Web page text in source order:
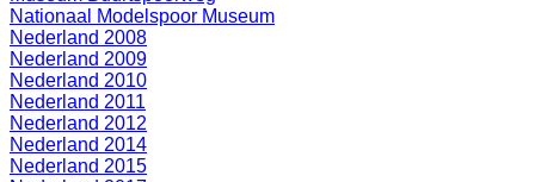
Nationaal Modelspoor Museum
Nederland 2008
Nederland 2009
Nederland 2010
Nederland 2011
Nederland 2012
Nederland 2014
Nederland 2015